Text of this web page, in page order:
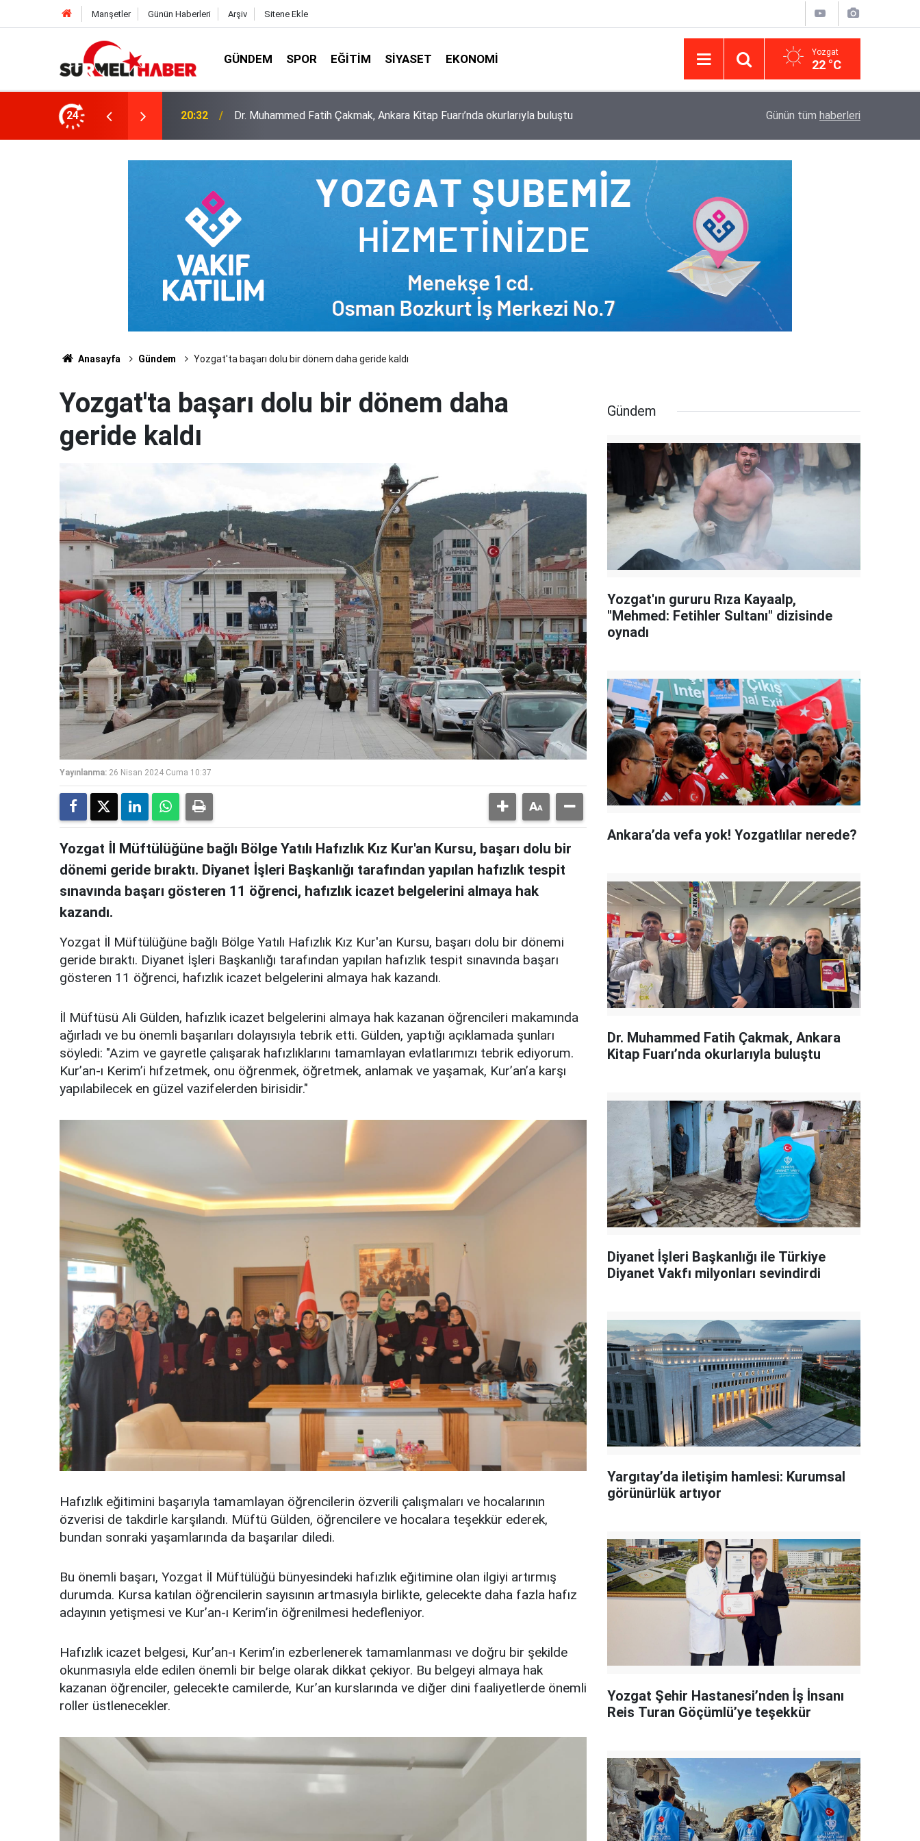
Manşetler Günün Haberleri Arşiv Sitene Ekle
GÜNDEM SPOR EĞITIM SIYASET EKONOMI Yozgat
22 °C
24
okurlarıyla buluştu 14:52 Diyanet İşleri Başkanlığı ile Türkiye Diyanet Vakfı milyonları sevindirdi Yargıtay’da iletişim hamlesi: Kurumsal
Günün tüm haberleri
Anasayfa Gündem Yozgat'ta başarı dolu bir dönem daha geride kaldı
Yozgat'ta başarı dolu bir dönem daha
geride kaldı
Yayınlanma: 26 Nisan 2024 Cuma 10:37
Yozgat İl Müftülüğüne bağlı Bölge Yatılı Hafızlık Kız Kur'an Kursu, başarı dolu bir
dönemi geride bıraktı. Diyanet İşleri Başkanlığı tarafından yapılan hafızlık tespit
sınavında başarı gösteren 11 öğrenci, hafızlık icazet belgelerini almaya hak
kazandı.
Yozgat İl Müftülüğüne bağlı Bölge Yatılı Hafızlık Kız Kur'an Kursu, başarı dolu bir dönemi
geride bıraktı. Diyanet İşleri Başkanlığı tarafından yapılan hafızlık tespit sınavında başarı
gösteren 11 öğrenci, hafızlık icazet belgelerini almaya hak kazandı.
İl Müftüsü Ali Gülden, hafızlık icazet belgelerini almaya hak kazanan öğrencileri makamında
ağırladı ve bu önemli başarıları dolayısıyla tebrik etti. Gülden, yaptığı açıklamada şunları
söyledi: "Azim ve gayretle çalışarak hafızlıklarını tamamlayan evlatlarımızı tebrik ediyorum.
Kur’an-ı Kerim’i hıfzetmek, onu öğrenmek, öğretmek, anlamak ve yaşamak, Kur’an’a karşı
yapılabilecek en güzel vazifelerden birisidir."
Hafızlık eğitimini başarıyla tamamlayan öğrencilerin özverili çalışmaları ve hocalarının
özverisi de takdirle karşılandı. Müftü Gülden, öğrencilere ve hocalara teşekkür ederek,
bundan sonraki yaşamlarında da başarılar diledi.
Bu önemli başarı, Yozgat İl Müftülüğü bünyesindeki hafızlık eğitimine olan ilgiyi artırmış
durumda. Kursa katılan öğrencilerin sayısının artmasıyla birlikte, gelecekte daha fazla hafız
adayının yetişmesi ve Kur’an-ı Kerim’in öğrenilmesi hedefleniyor.
Hafızlık icazet belgesi, Kur’an-ı Kerim’in ezberlenerek tamamlanması ve doğru bir şekilde
okunmasıyla elde edilen önemli bir belge olarak dikkat çekiyor. Bu belgeyi almaya hak
kazanan öğrenciler, gelecekte camilerde, Kur’an kurslarında ve diğer dini faaliyetlerde önemli
roller üstlenecekler.
Gündem
Yozgat'ın gururu Rıza Kayaalp,
"Mehmed: Fetihler Sultanı" dizisinde
oynadı
Ankara’da vefa yok! Yozgatlılar nerede?
Dr. Muhammed Fatih Çakmak, Ankara
Kitap Fuarı’nda okurlarıyla buluştu
Diyanet İşleri Başkanlığı ile Türkiye
Diyanet Vakfı milyonları sevindirdi
Yargıtay’da iletişim hamlesi: Kurumsal
görünürlük artıyor
Yozgat Şehir Hastanesi’nden İş İnsanı
Reis Turan Göçümlü’ye teşekkür